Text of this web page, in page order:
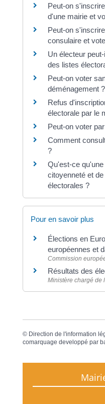
Peut-on
d'une mairie et
Peut-on
consulaire et
Un électeur
des listes
Peut-on voter
déménagement ?
Refus
électorale par le
Peut-on voter
Comment
?
Qu'est-ce
citoyenneté et
électorales ?
Pour en savoir plus
Élections en
européennes et
Commission
Résultats des
Ministère chargé de
© Direction de l'information
comarquage developpé par